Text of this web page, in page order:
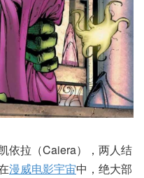
依拉（Caiera），两人结
漫威电影宇宙中，绝大部